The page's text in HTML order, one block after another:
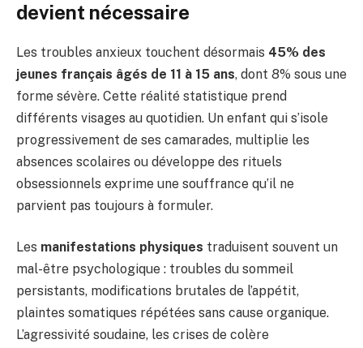
devient nécessaire
Les troubles anxieux touchent désormais 45% des
jeunes français âgés de 11 à 15 ans, dont 8% sous une
forme sévère. Cette réalité statistique prend
différents visages au quotidien. Un enfant qui s’isole
progressivement de ses camarades, multiplie les
absences scolaires ou développe des rituels
obsessionnels exprime une souffrance qu’il ne
parvient pas toujours à formuler.
Les manifestations physiques traduisent souvent un
mal-être psychologique : troubles du sommeil
persistants, modifications brutales de l’appétit,
plaintes somatiques répétées sans cause organique.
L’agressivité soudaine, les crises de colère